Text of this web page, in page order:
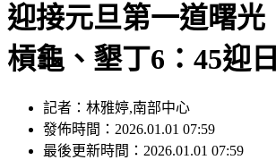
迎接元旦第一道曙
槓龜、墾丁6：45迎
記者：林雅婷,南部中心
發佈時間：2026.01.01 07:59
最後更新時間：2026.01.01 07:59